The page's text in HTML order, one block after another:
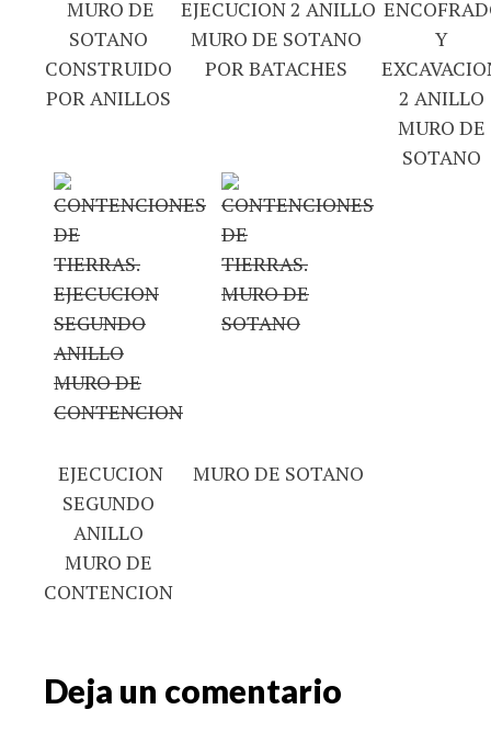
MURO DE
SOTANO
CONSTRUIDO
POR ANILLOS
EJECUCION 2 ANILLO
MURO DE SOTANO
POR BATACHES
Y
2 ANILLO
MURO DE
SOTANO
EJECUCION
SEGUNDO
ANILLO
MURO DE
CONTENCION
MURO DE SOTANO
Deja un comentario